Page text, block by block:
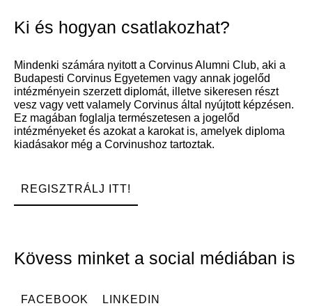
Ki és hogyan csatlakozhat?
Mindenki számára nyitott a Corvinus Alumni Club, aki a
Budapesti Corvinus Egyetemen vagy annak jogelőd
intézményein szerzett diplomát, illetve sikeresen részt
vesz vagy vett valamely Corvinus által nyújtott képzésen.
Ez magában foglalja természetesen a jogelőd
intézményeket és azokat a karokat is, amelyek diploma
kiadásakor még a Corvinushoz tartoztak.
REGISZTRÁLJ ITT!
Kövess minket a social médiában is
FACEBOOK LINKEDIN